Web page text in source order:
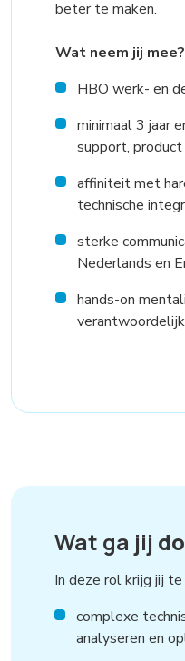
beter te maken.
Wat neem jij mee?
HBO werk- en
minimaal 3 jaar
support,
affiniteit met
technische
sterke
Nederlands en
hands-on
Wat ga jij
In deze rol krijg jij
complexe
analyseren en